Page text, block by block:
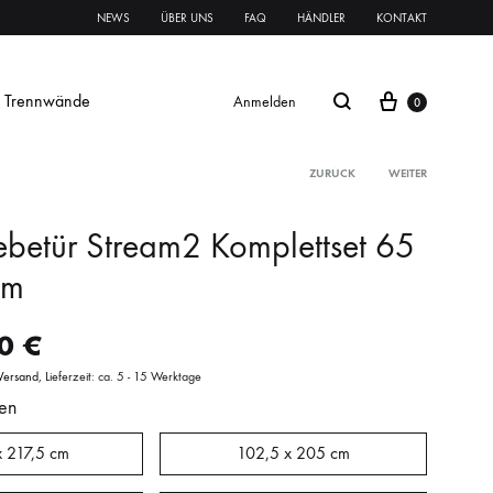
NEWS ÜBER UNS FAQ HÄNDLER KONTAKT
ESG Klares VSG
Trennwände Anmelden 0
ZURÜCK WEITER
Stream2 Komplettset 65
€
Lieferzeit: ca. 5 - 15 Werktage
cm 102,5 x 205 cm